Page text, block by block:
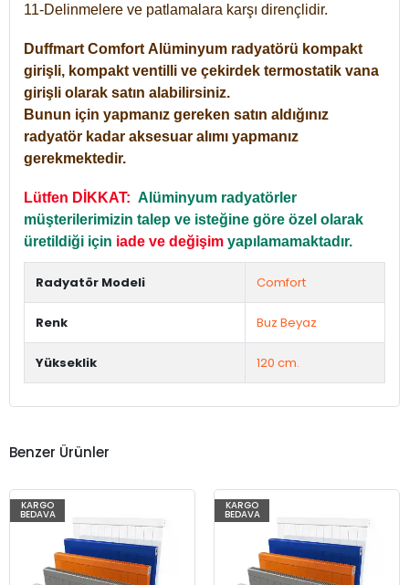
11-Delinmelere ve patlamalara karşı dirençlidir.
Duffmart Comfort Alüminyum radyatörü kompakt
girişli, kompakt ventilli ve çekirdek termostatik vana
girişli olarak satın alabilirsiniz.
Bunun için yapmanız gereken satın aldığınız
radyatör kadar aksesuar alımı yapmanız
gerekmektedir.
Lütfen DİKKAT: Alüminyum radyatörler
müşterilerimizin talep ve isteğine göre özel olarak
üretildiği için iade ve değişim yapılamamaktadır.
Radyatör Modeli Comfort
Renk Buz Beyaz
Yükseklik 120 cm.
Benzer Ürünler
KARGO
BEDAVA
KARGO
BEDAVA